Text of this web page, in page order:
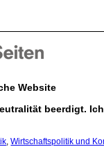
Website
beerdigt.
,Wirtschaftspolitik und